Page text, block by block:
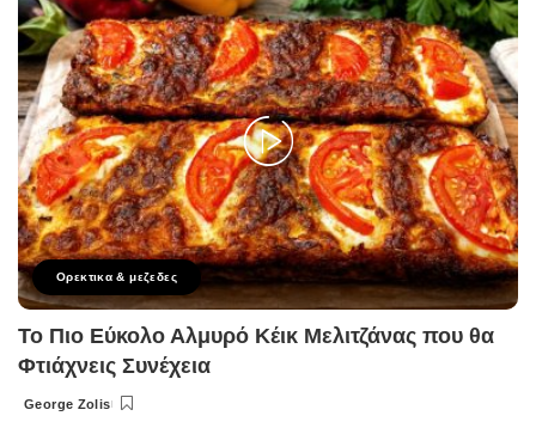
Ορεκτικα & μεζεδες
Το Πιο Εύκολο Αλμυρό Κέικ Μελιτζάνας που θα
Φτιάχνεις Συνέχεια
Posted
George Zolis